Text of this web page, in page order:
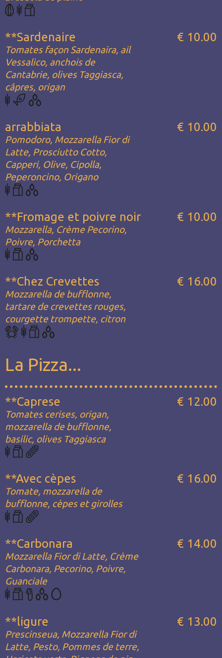
**Sardenaire
Tomates façon Sardenaira, ail
Vessalico, anchois de
Cantabrie, olives Taggiasca,
câpres, origan
€ 10.00
arrabbiata
Pomodoro, Mozzarella Fior di
Latte, Prosciutto Cotto,
Capperi, Olive, Cipolla,
Peperoncino, Origano
€ 10.00
**Fromage et poivre noir
Mozzarella, Crème Pecorino,
Poivre, Porchetta
€ 10.00
**Chez Crevettes
Mozzarella de bufflonne,
tartare de crevettes rouges,
courgette trompette, citron
€ 16.00
La Pizza...
**Caprese
Tomates cerises, origan,
mozzarella de bufflonne,
basilic, olives Taggiasca
€ 12.00
**Avec cèpes
Tomate, mozzarella de
bufflonne, cèpes et girolles
€ 16.00
**Carbonara
Mozzarella Fior di Latte, Crème
Carbonara, Pecorino, Poivre,
Guanciale
€ 14.00
**ligure
Prescinseua, Mozzarella Fior di
Latte, Pesto, Pommes de terre,
€ 13.00